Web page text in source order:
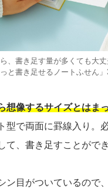
、書き足す量が多くても大
と書き足せるノートふせん
想像するサイズとはま
型で両面に罫線入り。
て、書き足すことができ
ン目がついているので